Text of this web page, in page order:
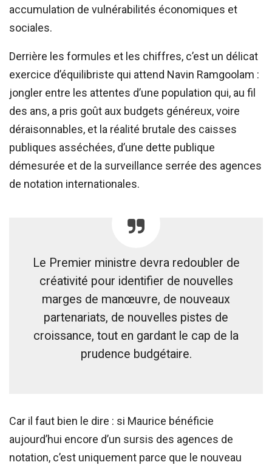
accumulation de vulnérabilités économiques et
sociales.
Derrière les formules et les chiffres, c’est un délicat
exercice d’équilibriste qui attend Navin Ramgoolam :
jongler entre les attentes d’une population qui, au fil
des ans, a pris goût aux budgets généreux, voire
déraisonnables, et la réalité brutale des caisses
publiques asséchées, d’une dette publique
démesurée et de la surveillance serrée des agences
de notation internationales.
Le Premier ministre devra redoubler de
créativité pour identifier de nouvelles
marges de manœuvre, de nouveaux
partenariats, de nouvelles pistes de
croissance, tout en gardant le cap de la
prudence budgétaire.
Car il faut bien le dire : si Maurice bénéficie
aujourd’hui encore d’un sursis des agences de
notation, c’est uniquement parce que le nouveau